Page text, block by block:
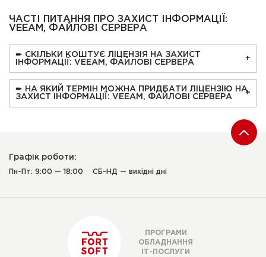
ЧАСТІ ПИТАННЯ ПРО ЗАХИСТ ІНФОРМАЦІЇ:
VEEAM, ФАЙЛОВІ СЕРВЕРА
➨ СКІЛЬКИ КОШТУЄ ЛІЦЕНЗІЯ НА ЗАХИСТ
ІНФОРМАЦІЇ: VEEAM, ФАЙЛОВІ СЕРВЕРА
➨ НА ЯКИЙ ТЕРМІН МОЖНА ПРИДБАТИ ЛІЦЕНЗІЮ НА
ЗАХИСТ ІНФОРМАЦІЇ: VEEAM, ФАЙЛОВІ СЕРВЕРА
Графік роботи:
Пн-Пт: 9:00 — 18:00 СБ-НД — вихідні дні
ПРОГРАМИ
ОБЛАДНАННЯ
ІТ-ПОСЛУГИ